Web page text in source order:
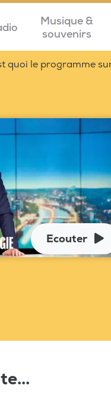
Musique &
souvenirs
quoi le programme
Ecouter